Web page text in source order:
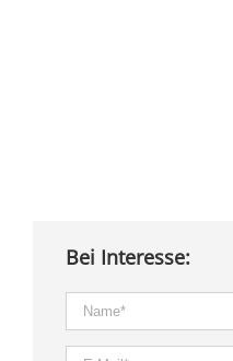
Bei Interesse: